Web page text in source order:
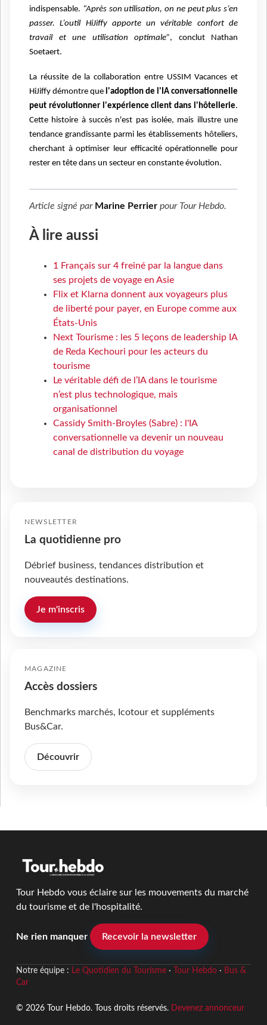
indispensable. “Après son utilisation, on ne peut plus s’en
passer. L’outil HiJiffy apporte un véritable confort de
travail et une utilisation optimale”, conclut Nathan
Soetaert.
La réussite de la collaboration entre USSIM Vacances et
HiJiffy démontre que l'adoption de l'IA conversationnelle
peut révolutionner l'expérience client dans l'hôtellerie.
Cette histoire à succès n'est pas isolée, mais illustre une
tendance grandissante parmi les établissements hôteliers,
cherchant à optimiser leur efficacité opérationnelle pour
rester en tête dans un secteur en constante évolution.
Article signé par Marine Perrier pour Tour Hebdo.
À lire aussi
1 Français sur 4 freiné par la langue dans
ses projets de voyage en Asie
Flix et Klarna donnent aux voyageurs plus
de liberté pour payer, en Europe comme aux
États-Unis
Next Tourisme : les 5 leçons de leadership IA
de Reda Kechouri pour les acteurs du
tourisme
Le véritable défi de l’IA dans le tourisme
n’est plus technologique, mais
organisationnel
Cassidy Smith-Broyles (Sabre) : l'IA
conversationnelle va devenir un nouveau
canal de distribution du voyage
NEWSLETTER
La quotidienne pro
Débrief business, tendances distribution et
nouveautés destinations.
Je m'inscris
MAGAZINE
Accès dossiers
Benchmarks marchés, Icotour et suppléments
Bus&Car.
Découvrir
Tour Hebdo vous éclaire sur les mouvements du marché
du tourisme et de l'hospitalité.
Ne rien manquer Recevoir la newsletter
Notre équipe : Le Quotidien du Tourisme· Tour Hebdo· Bus &
Car
© 2026 Tour Hebdo. Tous droits réservés. Devenez annonceur